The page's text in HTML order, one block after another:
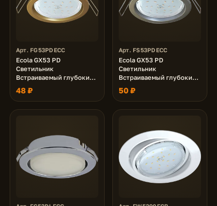
Арт. FG53PDECC
Ecola GX53 PD
Светильник
Встраиваемый глубокий
легкий Золото 31x95
48 ₽
Арт. FS53PDECC
Ecola GX53 PD
Светильник
Встраиваемый глубокий
легкий Серебро 31x95
50 ₽